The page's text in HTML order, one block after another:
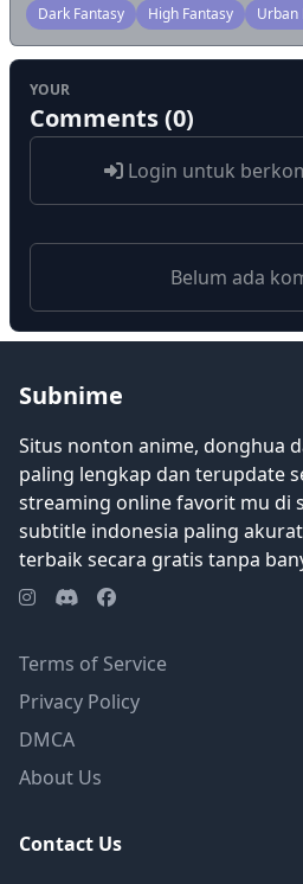
Dark Fantasy
High Fantasy Urban
YOUR
Comments (0)
Login untuk
Belum ada
Subnime
Situs nonton anime, donghua
paling lengkap dan terupdate
streaming online favorit mu di
subtitle indonesia paling
terbaik secara gratis tanpa
Terms of Service
Privacy Policy
DMCA
About Us
Contact Us